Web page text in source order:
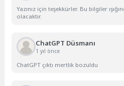
Yazınız için teşekkürler. Bu bilgiler
olacaktır.
ChatGPT Düsmanı
1 yıl önce
ChatGPT çıktı mertlik bozuldu